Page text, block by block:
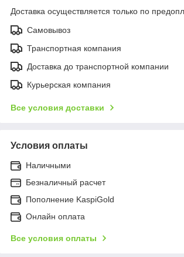
Доставка осуществляется только по
Самовывоз
Транспортная компания
Доставка до транспортной компании
Курьерская компания
Все условия доставки
Условия оплаты
Наличными
Безналичный расчет
Пополнение KaspiGold
Онлайн оплата
Все условия оплаты